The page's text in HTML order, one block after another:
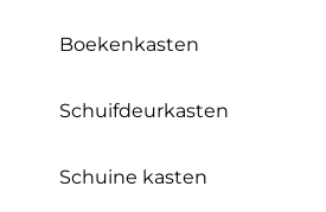
Boekenkasten
Schuifdeurkasten
Schuine kasten